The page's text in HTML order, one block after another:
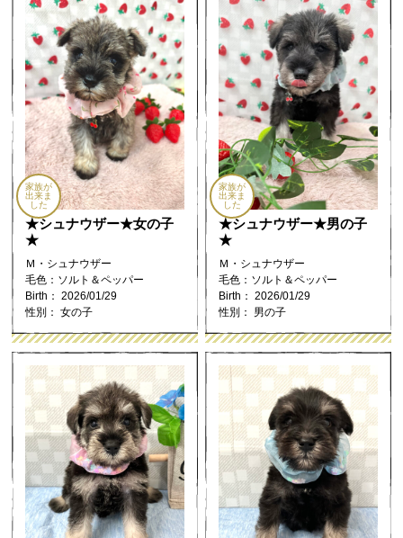
家族が
出来ま
した
★シュナウザー★女の子
★
Ｍ・シュナウザー
毛色：ソルト＆ペッパー
Birth： 2026/01/29
性別： 女の子
家族が
出来ま
した
★シュナウザー★男の子
★
Ｍ・シュナウザー
毛色：ソルト＆ペッパー
Birth： 2026/01/29
性別： 男の子